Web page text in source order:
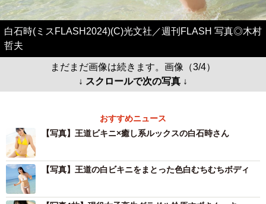
白石時(ミスFLASH2024)(C)光文社／週刊FLASH 写真◎木村
哲夫
まだまだ画像は続きます。画像（3/4）
↓ スクロールで次の写真 ↓
おすすめニュース
【写真】王道ビキニ×癒し系ルックスの白石時さん
【写真】王道の白ビキニをまとった色白むちむちボディ